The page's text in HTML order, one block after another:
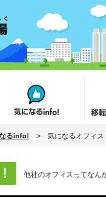
るinfo! > 気になるオフィス
他社のオフィスってなん